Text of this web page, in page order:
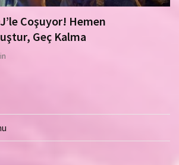
Coşuyor! Hemen
Geç Kalma